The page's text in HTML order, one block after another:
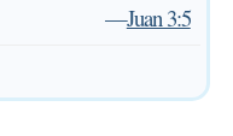
—Juan 3:5